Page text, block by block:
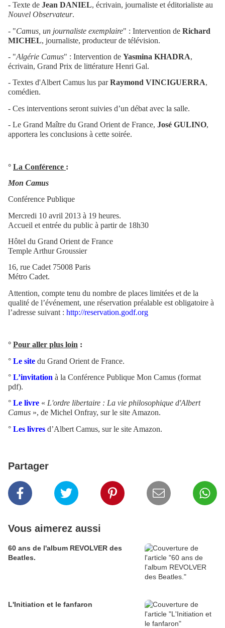
- Texte de Jean DANIEL, écrivain, journaliste et éditorialiste au
Nouvel Observateur.
- "Camus, un journaliste exemplaire" : Intervention de Richard
MICHEL, journaliste, producteur de télévision.
- "Algérie Camus" : Intervention de Yasmina KHADRA,
écrivain, Grand Prix de littérature Henri Gal.
- Textes d'Albert Camus lus parRaymond VINCIGUERRA,
comédien.
- Ces interventions seront suivies d’un débat avec la salle.
- Le Grand Maître du Grand Orient de France, José GULINO,
apportera les conclusions à cette soirée.
° La Conférence :
Mon Camus
Conférence Publique
Mercredi 10 avril 2013 à 19 heures.
Accueil et entrée du public à partir de 18h30
Hôtel du Grand Orient de France
Temple Arthur Groussier
16, rue Cadet 75008 Paris
Métro Cadet.
Attention, compte tenu du nombre de places limitées et de la
qualité de l’événement, une réservation préalable est obligatoire à
l’adresse suivant : http://reservation.godf.org
° Pour aller plus loin :
° Le site du Grand Orient de France.
° L’invitation à la Conférence Publique Mon Camus (format
pdf).
° Le livre « L'ordre libertaire : La vie philosophique d'Albert
Camus », de Michel Onfray, sur le site Amazon.
° Les livres d’Albert Camus, sur le site Amazon.
Partager
Vous aimerez aussi
60 ans de l'album REVOLVER des
Beatles.
L'Initiation et le fanfaron